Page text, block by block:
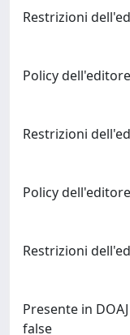
Restrizioni
Policy
Restrizioni
Policy
Restrizioni
Presente in DOAJ